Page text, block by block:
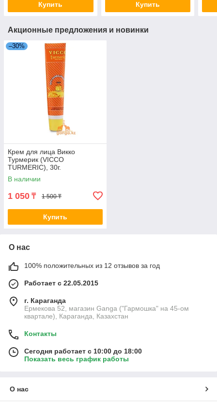
Купить Купить
Акционные предложения и новинки
–30%
Крем для лица Викко
Турмерик (VICCO
TURMERIC), 30г.
В наличии
1 050 ₸ 1 500 ₸
Купить
О нас
100% положительных из 12 отзывов за год
Работает с 22.05.2015
г. Караганда
Ермекова 52, магазин Ganga ("Гармошка" на 45-ом
квартале), Караганда, Казахстан
Контакты
Сегодня работает с 10:00 до 18:00
Показать весь график работы
О нас